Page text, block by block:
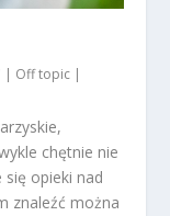
| Off topic |
chętnie nie
opieki nad
znaleźć można